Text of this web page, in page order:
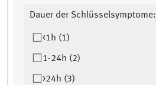
Dauer der Schlüsselsymptome:
<1h (1)
1-24h (2)
>24h (3)